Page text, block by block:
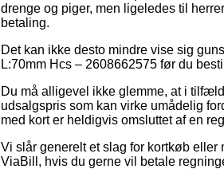
drenge og piger, men ligeledes til
betaling.
Det kan ikke desto mindre vise sig
L:70mm Hcs – 2608662575 før du
Du må alligevel ikke glemme, at i
udsalgspris som kan virke umådelig
med kort er heldigvis omsluttet af en
Vi slår generelt et slag for kortkøb
ViaBill, hvis du gerne vil betale